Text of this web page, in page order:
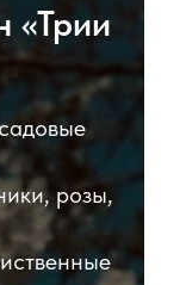
«Трии
розы,